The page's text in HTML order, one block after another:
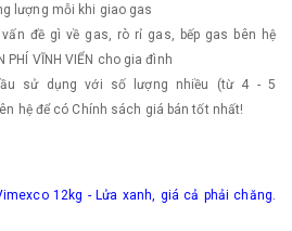
lượng mỗi khi giao gas
đề gì về gas, rò rỉ gas, bếp gas ​bên hệ
VĨNH VIỂN cho gia đình
sử dụng với số lượng nhiều (từ 4 - 5
hệ để có Chính sách giá bán tốt nhất!
12kg - Lửa xanh, giá cả phải chăng.